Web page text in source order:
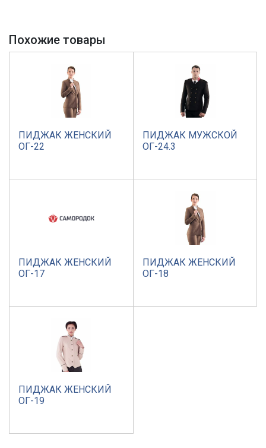
Похожие товары
ПИДЖАК ЖЕНСКИЙ
ОГ-22
ПИДЖАК МУЖСКОЙ
ОГ-24.3
ПИДЖАК ЖЕНСКИЙ
ОГ-17
ПИДЖАК ЖЕНСКИЙ
ОГ-18
ПИДЖАК ЖЕНСКИЙ
ОГ-19